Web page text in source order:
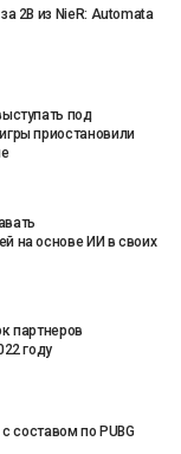
2B из NieR: Automata
под
приостановили
на основе ИИ в своих
партнеров
году
составом по PUBG